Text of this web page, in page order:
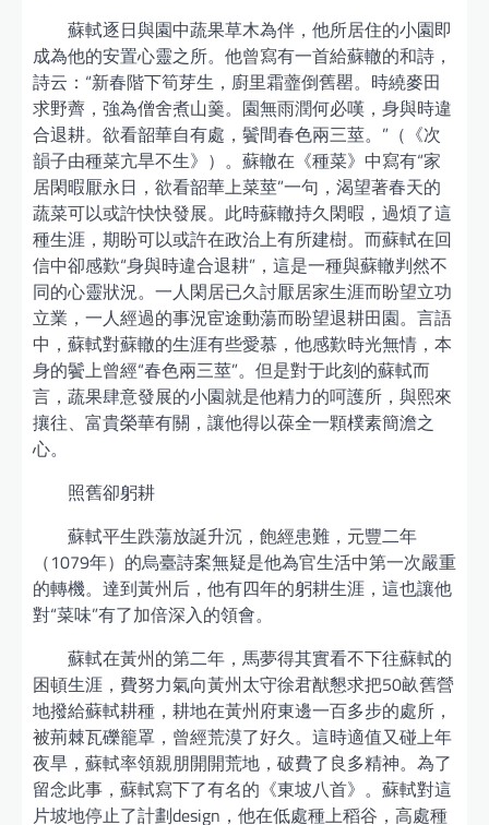
蘇軾逐日與園中蔬果草木為伴，他所居住的小園即
成為他的安置心靈之所。他曾寫有一首給蘇轍的和詩，
詩云：“新春階下筍芽生，廚里霜虀倒舊罌。時繞麥田
求野薺，強為僧舍煮山羹。園無雨潤何必嘆，身與時違
合退耕。欲看韶華自有處，鬢間春色兩三莖。”（《次
韻子由種菜亢旱不生》）。蘇轍在《種菜》中寫有“家
居閑暇厭永日，欲看韶華上菜莖”一句，渴望著春天的
蔬菜可以或許快快發展。此時蘇轍持久閑暇，過煩了這
種生涯，期盼可以或許在政治上有所建樹。而蘇軾在回
信中卻感歎“身與時違合退耕”，這是一種與蘇轍判然不
同的心靈狀況。一人閑居已久討厭居家生涯而盼望立功
立業，一人經過的事況宦途動蕩而盼望退耕田園。言語
中，蘇軾對蘇轍的生涯有些愛慕，他感歎時光無情，本
身的鬢上曾經“春色兩三莖”。但是對于此刻的蘇軾而
言，蔬果肆意發展的小園就是他精力的呵護所，與熙來
攘往、富貴榮華有關，讓他得以葆全一顆樸素簡澹之
心。
照舊卻躬耕
蘇軾平生跌蕩放誕升沉，飽經患難，元豐二年
（1079年）的烏臺詩案無疑是他為官生活中第一次嚴重
的轉機。達到黃州后，他有四年的躬耕生涯，這也讓他
對“菜味”有了加倍深入的領會。
蘇軾在黃州的第二年，馬夢得其實看不下往蘇軾的
困頓生涯，費努力氣向黃州太守徐君猷懇求把50畝舊營
地撥給蘇軾耕種，耕地在黃州府東邊一百多步的處所，
被荊棘瓦礫籠罩，曾經荒漠了好久。這時適值又碰上年
夜旱，蘇軾率領親朋開開荒地，破費了良多精神。為了
留念此事，蘇軾寫下了有名的《東坡八首》。蘇軾對這
片坡地停止了計劃design，他在低處種上稻谷，高處種